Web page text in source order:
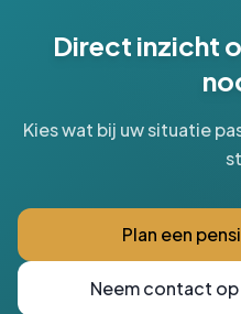
Direct inzicht
Kies wat bij uw situatie
Plan een
Neem contact